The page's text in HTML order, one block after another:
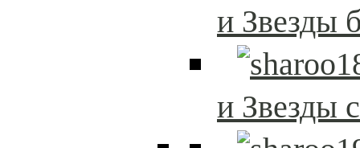
и Звезды
и Звезды